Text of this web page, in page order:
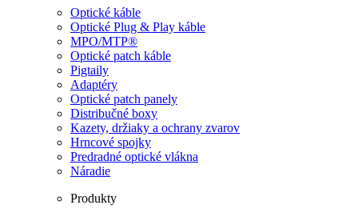
Optické káble
Optické Plug & Play káble
MPO/MTP®
Optické patch káble
Pigtaily
Adaptéry
Optické patch panely
Distribučné boxy
Kazety, držiaky a ochrany zvarov
Hrncové spojky
Predradné optické vlákna
Náradie
Produkty